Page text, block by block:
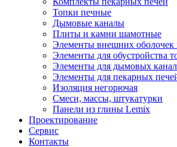
Топки печные
Дымовые каналы
Плиты и камни шамотные
Элементы внешних оболочек
Элементы для обустройства
Элементы для дымовых
Элементы для пекарных
Изоляция негорючая
Смеси, массы, штукатурки
Панели из глины Lemix
Проектирование
Сервис
Контакты